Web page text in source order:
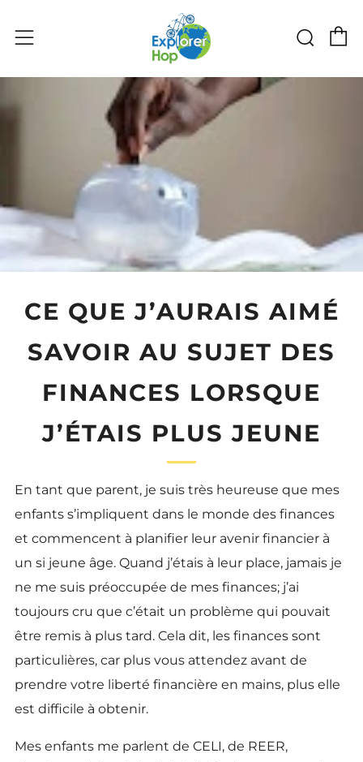
Menu
CE QUE J’AURAIS AIMÉ
SAVOIR AU SUJET DES
FINANCES LORSQUE
J’ÉTAIS PLUS JEUNE
En tant que parent, je suis très heureuse que mes
enfants s’impliquent dans le monde des finances
et commencent à planifier leur avenir financier à
un si jeune âge. Quand j’étais à leur place, jamais je
ne me suis préoccupée de mes finances; j’ai
toujours cru que c’était un problème qui pouvait
être remis à plus tard. Cela dit, les finances sont
particulières, car plus vous attendez avant de
prendre votre liberté financière en mains, plus elle
est difficile à obtenir.
Mes enfants me parlent de CELI, de REER,